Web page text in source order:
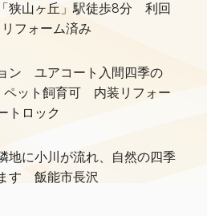
狭山ヶ丘」駅徒歩8分 利回
フォーム済み
ン ユアコート入間四季の
ット飼育可 内装リフォー
トロック
に小川が流れ、自然の四季
す 飯能市長沢